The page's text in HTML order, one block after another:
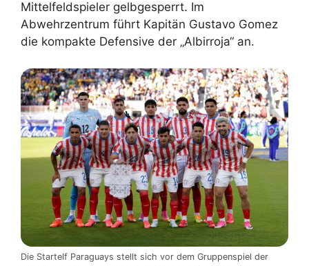
Mittelfeldspieler gelbgesperrt. Im
Abwehrzentrum führt Kapitän Gustavo Gomez
die kompakte Defensive der „Albirroja“ an.
Die Startelf Paraguays stellt sich vor dem Gruppenspiel der